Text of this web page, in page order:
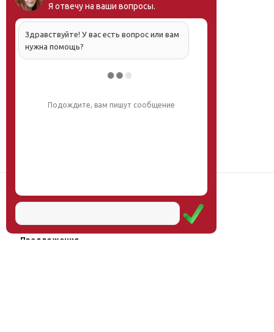
Научная школа
Услуги
Предложения
Я отвечу на ваши вопросы.
Здравствуйте! У вас есть вопрос или вам
нужна помощь?
Подождите, вам пишут сообщение